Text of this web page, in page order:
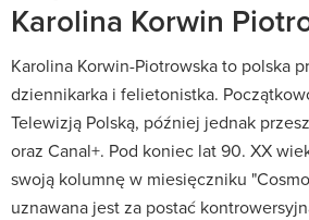
Karolina Korwin
Karolina Korwin-Piotrowska to polska
dziennikarka i felietonistka.
Telewizją Polską, później jednak
oraz Canal+. Pod koniec lat 90. XX
swoją kolumnę w miesięczniku
uznawana jest za postać